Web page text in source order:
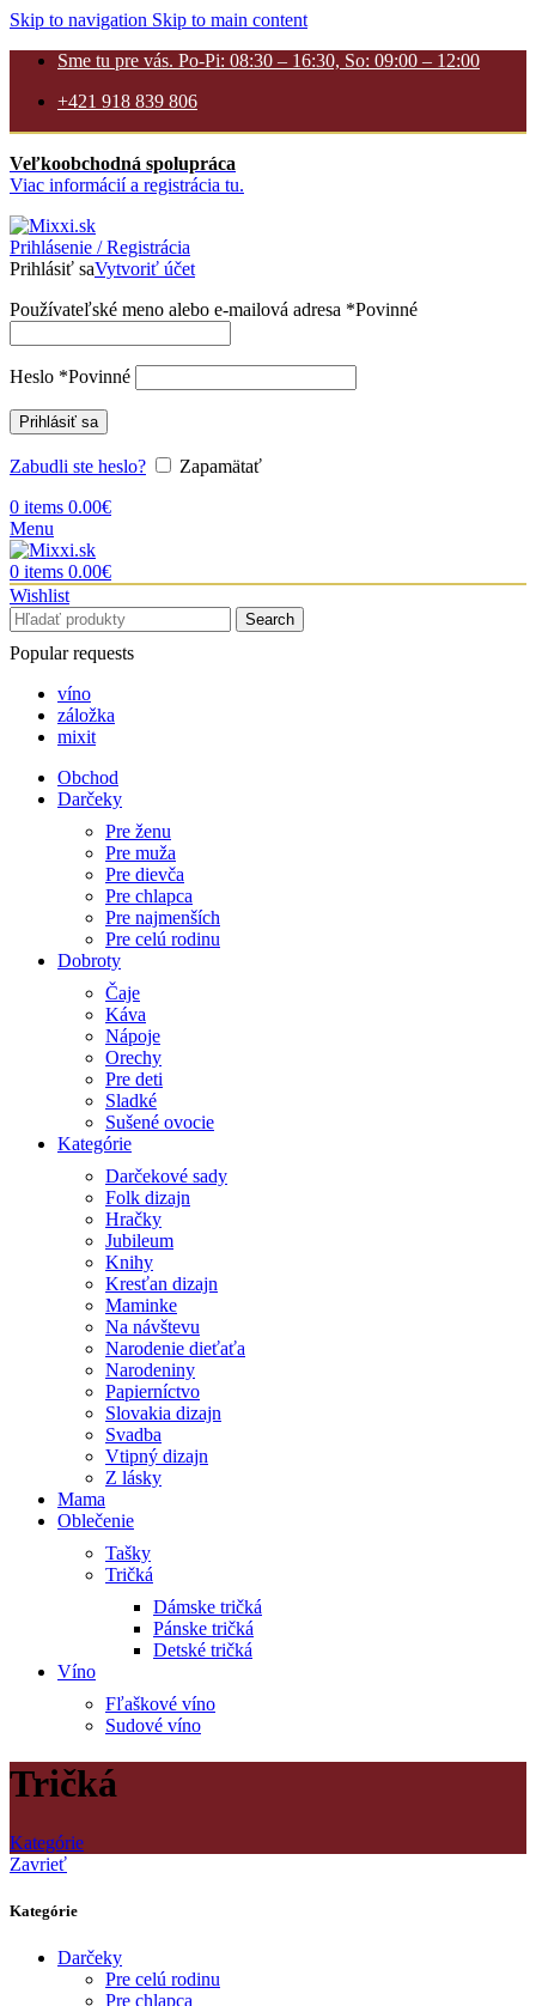
Skip to navigation Skip to main content
Sme tu pre vás. Po-Pi: 08:30 – 16:30, So: 09:00 – 12:00
+421 918 839 806
Veľkoobchodná spolupráca
Viac informácií a registrácia tu.
Prihlásenie / Registrácia
Prihlásiť saVytvoriť účet
Používateľské meno alebo e-mailová adresa *Povinné
Heslo *Povinné
Prihlásiť sa
Zabudli ste heslo?
Zapamätať
0 items 0.00€
Menu
0 items 0.00€
Wishlist
Search
Popular requests
víno
záložka
mixit
Obchod
Darčeky
Pre ženu
Pre muža
Pre dievča
Pre chlapca
Pre najmenších
Pre celú rodinu
Dobroty
Čaje
Káva
Nápoje
Orechy
Pre deti
Sladké
Sušené ovocie
Kategórie
Darčekové sady
Folk dizajn
Hračky
Jubileum
Knihy
Kresťan dizajn
Maminke
Na návštevu
Narodenie dieťaťa
Narodeniny
Papierníctvo
Slovakia dizajn
Svadba
Vtipný dizajn
Z lásky
Mama
Oblečenie
Tašky
Tričká
Dámske tričká
Pánske tričká
Detské tričká
Víno
Fľaškové víno
Sudové víno
Tričká
Kategórie
Zavrieť
Kategórie
Darčeky
Pre celú rodinu
Pre chlapca